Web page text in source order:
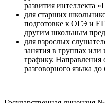
развития интеллекта
для старших
подготовке к ОГЭ и
другим школьным
для взрослых
занятия в группах
графику. Направления
разговорного языка